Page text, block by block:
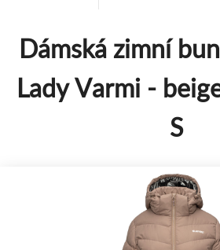
Dámská zimní
Lady Varmi -
S